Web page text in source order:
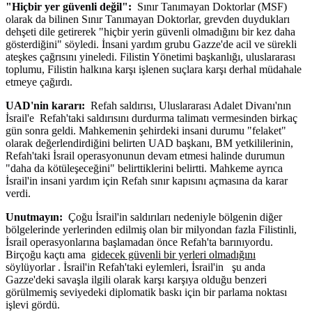
"Hiçbir yer güvenli değil": Sınır Tanımayan Doktorlar (MSF)
olarak da bilinen Sınır Tanımayan Doktorlar, grevden duydukları
dehşeti dile getirerek "hiçbir yerin güvenli olmadığını bir kez daha
gösterdiğini" söyledi. İnsani yardım grubu Gazze'de acil ve sürekli
ateşkes çağrısını yineledi. Filistin Yönetimi başkanlığı, uluslararası
toplumu, Filistin halkına karşı işlenen suçlara karşı derhal müdahale
etmeye çağırdı.
UAD'nin kararı: Refah saldırısı, Uluslararası Adalet Divanı'nın
İsrail'e Refah'taki saldırısını durdurma talimatı vermesinden birkaç
gün sonra geldi. Mahkemenin şehirdeki insani durumu "felaket"
olarak değerlendirdiğini belirten UAD başkanı, BM yetkililerinin,
Refah'taki İsrail operasyonunun devam etmesi halinde durumun
"daha da kötüleşeceğini" belirttiklerini belirtti. Mahkeme ayrıca
İsrail'in insani yardım için Refah sınır kapısını açmasına da karar
verdi.
Unutmayın: Çoğu İsrail'in saldırıları nedeniyle bölgenin diğer
bölgelerinde yerlerinden edilmiş olan bir milyondan fazla Filistinli,
İsrail operasyonlarına başlamadan önce Refah'ta barınıyordu.
Birçoğu kaçtı ama gidecek güvenli bir yerleri olmadığını
söylüyorlar . İsrail'in Refah'taki eylemleri, İsrail'in şu anda
Gazze'deki savaşla ilgili olarak karşı karşıya olduğu benzeri
görülmemiş seviyedeki diplomatik baskı için bir parlama noktası
işlevi gördü.